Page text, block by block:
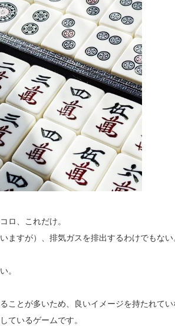
ロ、これだけ。
ますが）、排気ガスを排出するわけでもない
。
ことが多いため、良いイメージを持たれて
ているゲームです。